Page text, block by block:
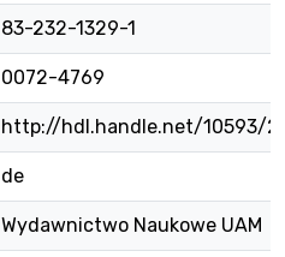
83-232-1329-1
0072-4769
http://hdl.handle.net/10593/
de
Wydawnictwo Naukowe UAM